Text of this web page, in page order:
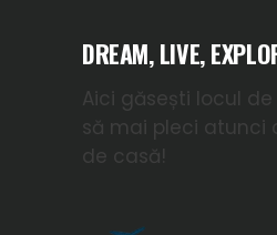
DREAM, LIVE,
Aici găsești locul
să mai pleci atunci
de casă!